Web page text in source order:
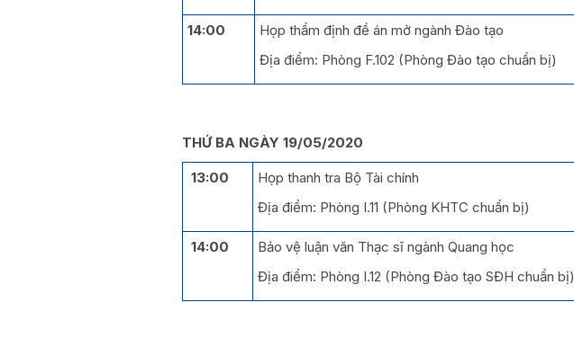
14:00
Họp thẩm định đề án mở ngành Đào tạo
Địa điểm: Phòng F.102 (Phòng Đào tạo chuẩn bị)
THỨ BA NGÀY 19/05/2020
13:00
Họp thanh tra Bộ Tài chính
Địa điểm: Phòng I.11 (Phòng KHTC chuẩn bị)
14:00
Bảo vệ luận văn Thạc sĩ ngành Quang học
Địa điểm: Phòng I.12 (Phòng Đào tạo SĐH chuẩn bị)